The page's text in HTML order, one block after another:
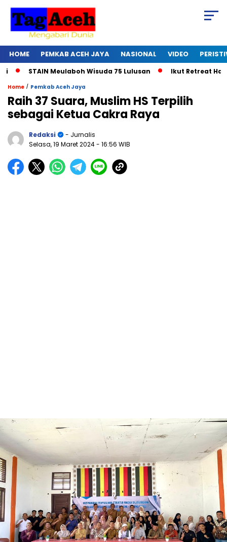
HOME PEMKAB ACEH JAYA NASIONAL VIDEO
STAIN Meulaboh Wisuda 75 Lulusan Ikut Retreat Hari
Home / Pemkab Aceh Jaya
Raih 37 Suara, Muslim HS Terpilih
sebagai Ketua Cakra Raya
Redaksi
- Jurnalis
Selasa, 19 Maret 2024- 16:56 WIB